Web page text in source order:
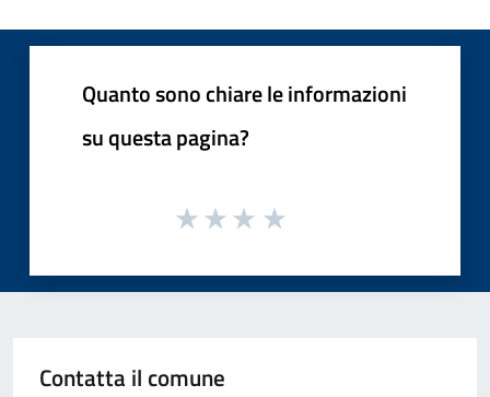
Quanto sono chiare le informazioni
su questa pagina?
Contatta il comune